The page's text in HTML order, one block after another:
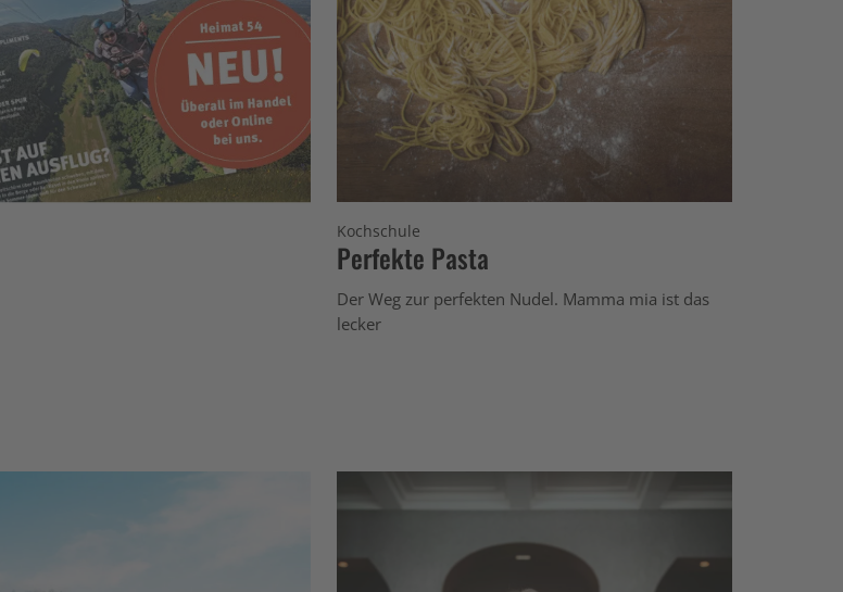
Kochschule
Perfekte Pasta
Der Weg zur perfekten Nudel. Mamma mia ist das
lecker